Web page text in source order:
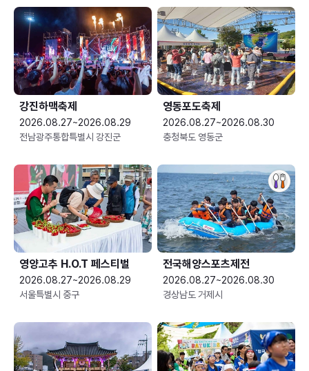
강진하맥축제
2026.08.27~2026.08.29
전남광주통합특별시 강진군
영동포도축제
2026.08.27~2026.08.30
충청북도 영동군
영양고추 H.O.T 페스티벌
2026.08.27~2026.08.29
서울특별시 중구
전국해양스포츠제전
2026.08.27~2026.08.30
경상남도 거제시